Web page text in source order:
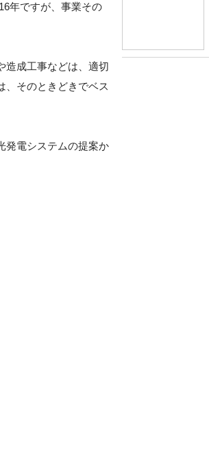
年ですが、事業その
造成工事などは、適切
、そのときどきでベス
発電システムの提案か